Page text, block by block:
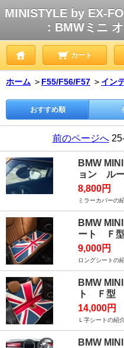
MINISTYLE by EX-
: BMWミニ
カート
ホーム ＞ F55/F56/F57 ＞ イン
おすすめ順
前のページへ
BMW
ョン ル
8,800円
ミラーカバーの
BMW
ート Ｆ型
9,000円
ロングシートの
BMW
ト Ｆ型
14,000円
Ｌ字シートの紹
BMW